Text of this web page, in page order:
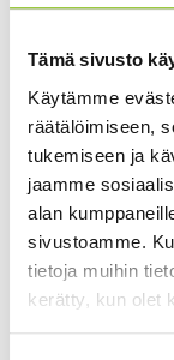
Tämä sivusto
Käytämme
räätälöimiseen,
tukemiseen ja
jaamme
alan
sivustoamme.
tietoja muihin
kerätty, kun olet
kiinteistöltä
Mikäli
toimittaa max
lajitteluasemille.
menee
Äänekoskelle ja
menee 7,50 € sis
Viikoilla 42 ja 43